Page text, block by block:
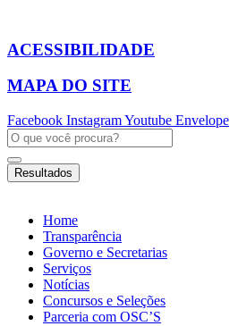
o
conteúdo
ACESSIBILIDADE
MAPA DO SITE
Facebook InstagramYoutube Envelope
Pesquisar
...
Resultados
Home
Transparência
Governo e Secretarias
Serviços
Notícias
Concursos e Seleções
Parceria com OSC’S